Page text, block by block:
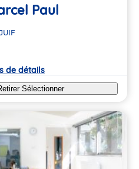
Paul
de détails
Sélectionner